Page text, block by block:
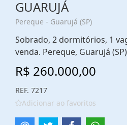
GUARUJÁ
Pereque - Guarujá (SP)
Sobrado, 2 dormitórios, 1
venda. Pereque, Guarujá (SP)
R$ 260.000,00
REF. 7217
Adicionar ao favoritos